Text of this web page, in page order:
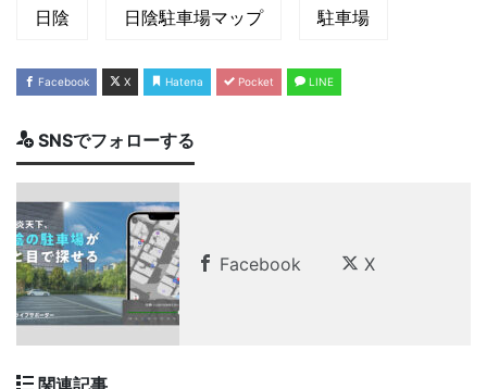
日陰 日陰駐車場マップ 駐車場
Facebook X Hatena Pocket LINE
SNSでフォローする
Facebook X